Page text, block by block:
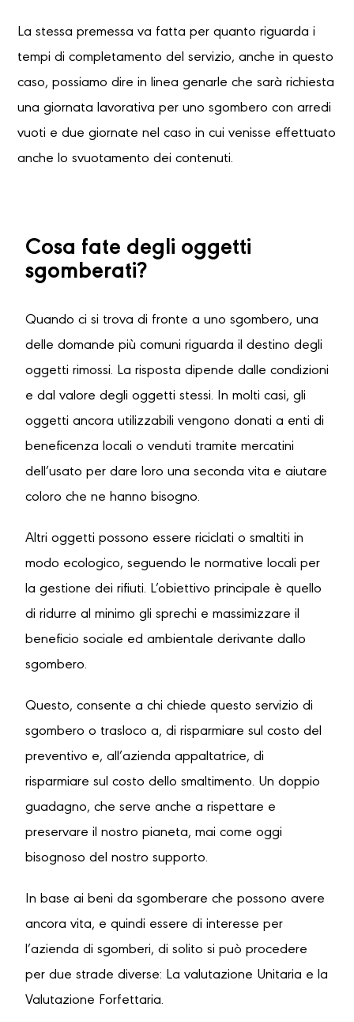
La stessa premessa va fatta per quanto riguarda i
tempi di completamento del servizio, anche in questo
caso, possiamo dire in linea genarle che sarà richiesta
una giornata lavorativa per uno sgombero con arredi
vuoti e due giornate nel caso in cui venisse effettuato
anche lo svuotamento dei contenuti.
Cosa fate degli oggetti
sgomberati?
Quando ci si trova di fronte a uno sgombero, una
delle domande più comuni riguarda il destino degli
oggetti rimossi. La risposta dipende dalle condizioni
e dal valore degli oggetti stessi. In molti casi, gli
oggetti ancora utilizzabili vengono donati a enti di
beneficenza locali o venduti tramite mercatini
dell’usato per dare loro una seconda vita e aiutare
coloro che ne hanno bisogno.
Altri oggetti possono essere riciclati o smaltiti in
modo ecologico, seguendo le normative locali per
la gestione dei rifiuti. L’obiettivo principale è quello
di ridurre al minimo gli sprechi e massimizzare il
beneficio sociale ed ambientale derivante dallo
sgombero.
Questo, consente a chi chiede questo servizio di
sgombero o trasloco a, di risparmiare sul costo del
preventivo e, all’azienda appaltatrice, di
risparmiare sul costo dello smaltimento. Un doppio
guadagno, che serve anche a rispettare e
preservare il nostro pianeta, mai come oggi
bisognoso del nostro supporto.
In base ai beni da sgomberare che possono avere
ancora vita, e quindi essere di interesse per
l’azienda di sgomberi, di solito si può procedere
per due strade diverse: La valutazione Unitaria e la
Valutazione Forfettaria.